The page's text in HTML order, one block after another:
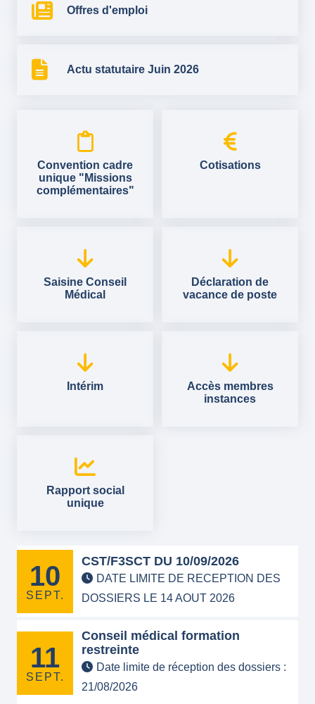
Offres d'emploi
Actu statutaire Juin 2026
Convention cadre
unique "Missions
complémentaires"
Cotisations
Saisine Conseil
Médical
Déclaration de
vacance de poste
Intérim
Accès membres
instances
Rapport social
unique
10
SEPT.
CST/F3SCT DU 10/09/2026
DATE LIMITE DE RECEPTION DES
DOSSIERS LE 14 AOUT 2026
11
SEPT.
Conseil médical formation
restreinte
Date limite de réception des dossiers :
21/08/2026